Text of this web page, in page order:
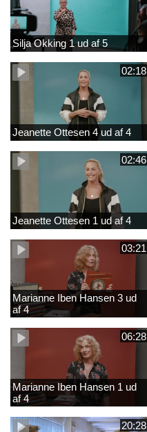
Silja Okking 1 ud af 5
02:18
Jeanette Ottesen 4 ud af 4
02:46
Jeanette Ottesen 1 ud af 4
03:21
Marianne Iben Hansen 3 ud
af 4
06:28
Marianne Iben Hansen 1 ud
af 4
20:28